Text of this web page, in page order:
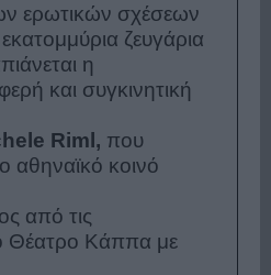
ερωτικών σχέσεων
ζευγάρια
η
και συγκινητική
Riml, που
αθηναϊκό κοινό
από τις
Θέατρο Κάππα με